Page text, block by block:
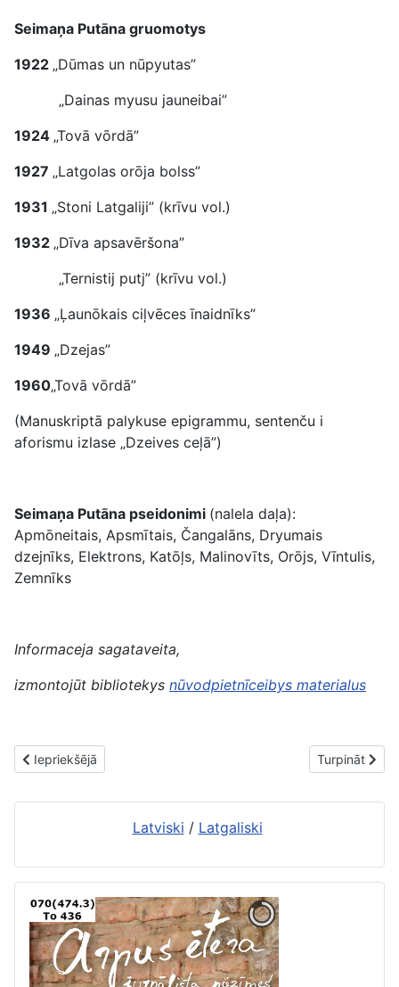
Seimaņa Putāna gruomotys
1922 „Dūmas un nūpyutas”
„Dainas myusu jauneibai”
1924 „Tovā vōrdā”
1927 „Latgolas orōja bolss”
1931 „Stoni Latgaliji” (krīvu vol.)
1932 „Dīva apsavēršona”
„Ternistij putj” (krīvu vol.)
1936 „Ļaunōkais ciļvēces īnaidnīks”
1949 „Dzejas”
1960„Tovā vōrdā”
(Manuskriptā palykuse epigrammu, sentenču i
aforismu izlase „Dzeives ceļā”)
Seimaņa Putāna pseidonimi (nalela daļa):
Apmōneitais, Apsmītais, Čangalāns, Dryumais
dzejnīks, Elektrons, Katōļs, Malinovīts, Orōjs, Vīntulis,
Zemnīks
Informaceja sagataveita,
izmontojūt bibliotekys nūvodpietnīceibys materialus
Iepriekšējais raksts: Naaizmierstule (Rozālija Tabine).
Iepriekšējā Nākamais
Turpināt
Latviski / Latgaliski